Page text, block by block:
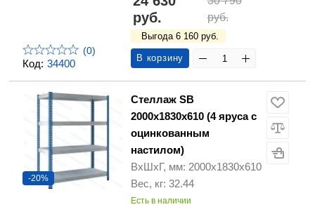
Код: 34400
(0)
руб.
руб.
Выгода 6 160 руб.
В корзину
-20%
Стеллаж SB
2000х1830х610 (4 яруса с
оцинкованным
настилом)
ВхШхГ, мм: 2000х1830х610
Вес, кг: 32.44
Есть в наличии